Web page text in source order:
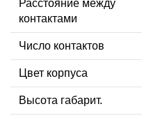
Расстояние между
контактами
Число контактов
Цвет корпуса
Высота габарит.